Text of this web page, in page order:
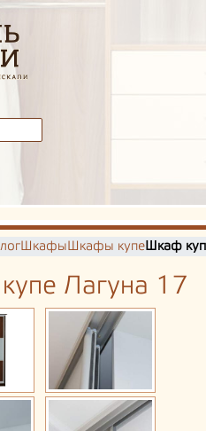
ШкафыШкафы купеШкаф
Лагуна 17